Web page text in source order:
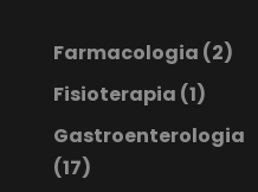
Farmacologia (2)
Fisioterapia (1)
Gastroenterologia
(17)